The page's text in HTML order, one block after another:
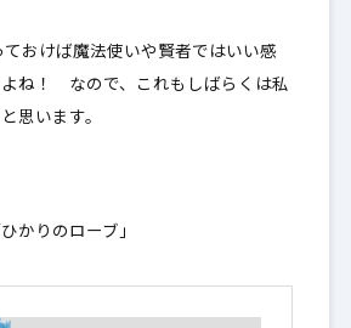
ておけば魔法使いや賢者ではいい感
よね！ なので、これもしばらくは私
思います。
かりのローブ」